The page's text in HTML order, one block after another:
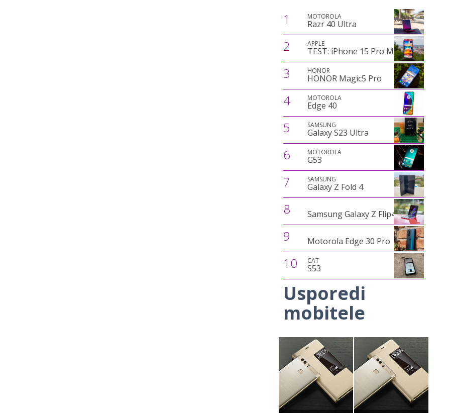
1 MOTOROLA
Razr 40 Ultra
2 APPLE
TEST: iPhone 15 Pro Max
3 HONOR
HONOR Magic5 Pro
4 MOTOROLA
Edge 40
5 SAMSUNG
Galaxy S23 Ultra
6 MOTOROLA
G53
7 SAMSUNG
Galaxy Z Fold 4
8 Samsung Galaxy Z Flip4
9 Motorola Edge 30 Pro
10 CAT
S53
Usporedi
mobitele